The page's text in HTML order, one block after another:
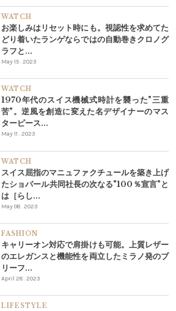
WATCH
May 15 . 2023
お楽しみはリセット時にも。視認性を求めてた
どり着いたランゲならではの自動巻きクロノグ
ラフと...
WATCH
May 11 . 2023
1970年代のスイス機械式時計を襲った"三重
苦"。逆風を創造に変えた名デザイナーのマス
ターピース...
WATCH
May 08 . 2023
スイス屈指のマニュファクチュールを築き上げ
たショパール共同社長の次なる"100％宣言"と
は［らし...
FASHION
April 28 . 2023
キャリーオン対応で肩掛けも可能。上質レザー
のエレガンスと機能性を両立したミラノ発のブ
リーフ...
LIFESTYLE